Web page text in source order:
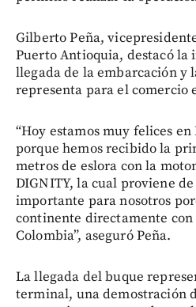
Gilberto Peña,
Puerto Antioquia, destacó la
llegada de la embarcación y
representa para el comercio
“Hoy estamos muy felices
porque hemos recibido la
metros de eslora con la
DIGNITY, la cual proviene
importante para nosotros
continente directamente con
Colombia”, aseguró Peña.
La llegada del buque
terminal, una demostración